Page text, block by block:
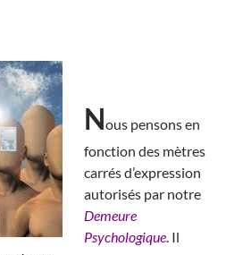
Nous pensons en
fonction des mètres
carrés d’expression
autorisés par notre
Demeure
Psychologique . Il